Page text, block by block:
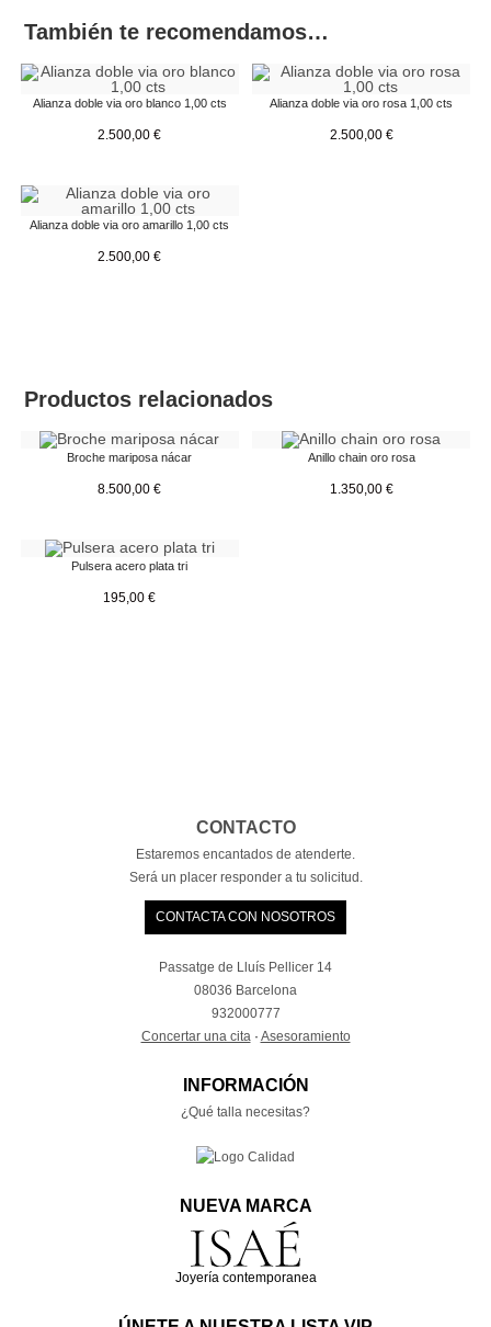
También te recomendamos…
Alianza doble via oro blanco 1,00 cts
2.500,00€
Alianza doble via oro rosa 1,00 cts
2.500,00 €
Alianza doble via oro amarillo 1,00 cts
2.500,00€
Productos relacionados
Broche mariposa nácar
8.500,00€
Anillo chain oro rosa
1.350,00 €
Pulsera acero plata tri
195,00€
CONTACTO
Estaremos encantados de atenderte.
Será un placer responder a tu solicitud.
CONTACTA CON NOSOTROS
Passatge de Lluís Pellicer 14
08036 Barcelona
932000777
Concertar una cita· Asesoramiento
INFORMACIÓN
¿Qué talla necesitas?
NUEVA MARCA
Joyería contemporanea